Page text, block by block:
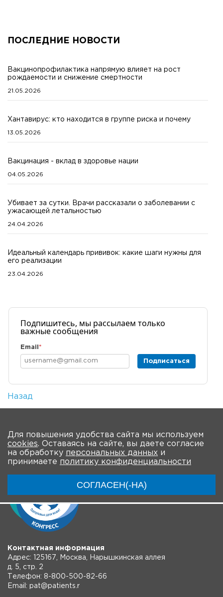
ПОСЛЕДНИЕ НОВОСТИ
Вакцинопрофилактика напрямую влияет на рост
рождаемости и снижение смертности
21.05.2026
Хантавирус: кто находится в группе риска и почему
13.05.2026
Вакцинация - вклад в здоровье нации
04.05.2026
Убивает за сутки. Врачи рассказали о заболевании с
ужасающей летальностью
24.04.2026
Идеальный календарь прививок: какие шаги нужны для
его реализации
23.04.2026
Подпишитесь, мы рассылаем только
важные сообщения
Email *
Подписаться
Назад
Для повышения удобства сайта мы используем
cookies. Оставаясь на сайте, вы даете согласие
на обработку персональных данных и
принимаете политику конфиденциальности
СОГЛАСЕН(-НА)
Контактная информация
Адрес: 125167, Москва, Нарышкинская аллея
д. 5, стр. 2
Телефон: 8-800-500-82-66
Email: pat@patients.r